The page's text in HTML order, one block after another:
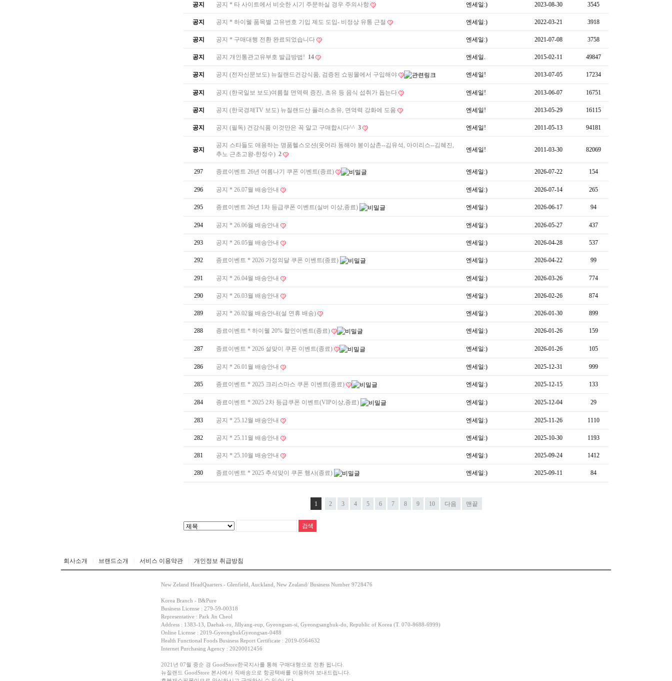
공지 공지 * 타 사이트에서 비슷한 시기 주문하실 경우 주의사항 엔세일:) 2023-08-30 3545
공지 공지 * 하이웰 품목별 고유번호 기입 제도 도입- 비정상 유통 근절 엔세일:) 2022-03-21 3918
공지 공지 * 구매대행 전환 완료되었습니다 엔세일:) 2021-07-08 3758
공지 공지 개인통관고유부호 발급방법! 14 엔세일. 2015-02-11 49847
공지 공지 (전자신문보도) 뉴질랜드건강식품, 검증된 쇼핑몰에서 구입해야 엔세일! 2013-07-05 17234
공지 공지 (한국일보 보도)여름철 면역력 증진, 초유 등 음식 섭취가 돕는다 엔세일! 2013-06-07 16751
공지 공지 (한국경제TV 보도) 뉴질랜드산 플러스초유, 면역력 강화에 도움 엔세일! 2013-05-29 16115
공지 공지 (필독) 건강식품 이것만은 꼭 알고 구매합시다^^ 3 엔세일! 2011-05-13 94181
공지
공지 스타들도 애용하는 명품헬스오션(웃어라 동해야 봉이삼촌--김유석, 아이리스--김혜진,
추노 근초고왕-한정수) 2
엔세일! 2011-03-30 82069
297 종료이벤트 26년 여름나기 쿠폰 이벤트(종료) 엔세일:) 2026-07-22 154
296 공지 * 26.07월 배송안내 엔세일:) 2026-07-14 265
295 종료이벤트 26년 1차 등급쿠폰 이벤트(실버 이상,종료) 엔세일:) 2026-06-17 94
294 공지 * 26.06월 배송안내 엔세일:) 2026-05-27 437
293 공지 * 26.05월 배송안내 엔세일:) 2026-04-28 537
292 종료이벤트 * 2026 가정의달 쿠폰 이벤트(종료) 엔세일:) 2026-04-22 99
291 공지 * 26.04월 배송안내 엔세일:) 2026-03-26 774
290 공지 * 26.03월 배송안내 엔세일:) 2026-02-26 874
289 공지 * 26.02월 배송안내(설 연휴 배송) 엔세일:) 2026-01-30 899
288 종료이벤트 * 하이웰 20% 할인이벤트(종료) 엔세일:) 2026-01-26 159
287 종료이벤트 * 2026 설맞이 쿠폰 이벤트(종료) 엔세일:) 2026-01-26 105
286 공지 * 26.01월 배송안내 엔세일:) 2025-12-31 999
285 종료이벤트 * 2025 크리스마스 쿠폰 이벤트(종료) 엔세일:) 2025-12-15 133
284 종료이벤트 * 2025 2차 등급쿠폰 이벤트(VIP이상,종료) 엔세일:) 2025-12-04 29
283 공지 * 25.12월 배송안내 엔세일:) 2025-11-26 1110
282 공지 * 25.11월 배송안내 엔세일:) 2025-10-30 1193
281 공지 * 25.10월 배송안내 엔세일:) 2025-09-24 1412
280 종료이벤트 * 2025 추석맞이 쿠폰 행사(종료) 엔세일:) 2025-09-11 84
1 2 3 4 5 6 7 8 9 10 다음 맨끝
회사소개 브랜드소개 서비스 이용약관 개인정보 취급방침
New Zeland HeadQuarters - Glenfield, Auckland, New Zealand/ Business Number 9728476
Korea Branch - B&Pure
Business License : 279-59-00318
Representative : Park Jin Cheol
Address : 1383-13, Daehak-ro, Jillyang-eup, Gyeongsan-si, Gyeongsangbuk-do, Republic of Korea (T. 070-8688-6999)
Online License : 2019-GyeongbukGyeongsan-0488
Health Functional Foods Business Report Certificate : 2019-0564632
Internet Purchasing Agency : 20200012456
2021년 07월 중순 경 GoodStore한국지사를 통해 구매대행으로 전환 됩니다.
뉴질랜드 GoodStore 본사에서 직배송으로 항공택배를 이용하여 보내드립니다.